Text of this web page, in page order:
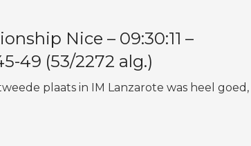
Nice – 09:30:11 –
49 (53/2272 alg.)
plaats in IM Lanzarote was heel